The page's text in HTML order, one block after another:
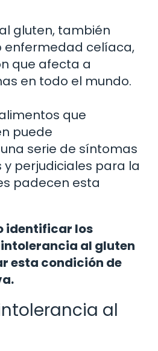
gluten, también
enfermedad celíaca,
que afecta a
en todo el mundo.
que
puede
serie de síntomas
perjudiciales para la
padecen esta
identificar los
al gluten
esta condición de
al